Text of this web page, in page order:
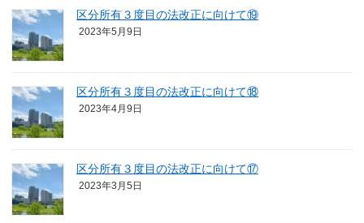
区分所有３度目の法改正に向けて⑲
2023年5月9日
区分所有３度目の法改正に向けて⑱
2023年4月9日
区分所有３度目の法改正に向けて⑰
2023年3月5日